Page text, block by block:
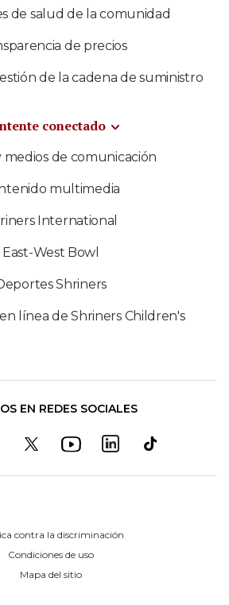
de salud de la comunidad
de precios
de la cadena de suministro
conectado
medios de comunicación
multimedia
International
East-West Bowl
Shriners
línea de Shriners Children's
EN REDES SOCIALES
contra la discriminación
Condiciones de uso
Mapa del sitio